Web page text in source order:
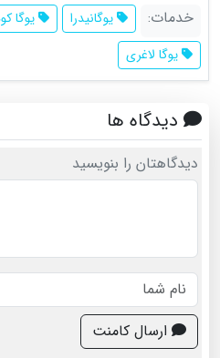
خدمات: یوگانیدرا یوگا
یوگا لاغری
دیدگاه ها
دیدگاهتان را بنویسید
ارسال کامنت